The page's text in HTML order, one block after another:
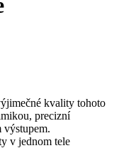
kvality tohoto
precizní
výstupem.